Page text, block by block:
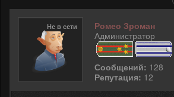
Не в сети
Ромео Зроман
Администратор
Сообщений: 128
Репутация: 12